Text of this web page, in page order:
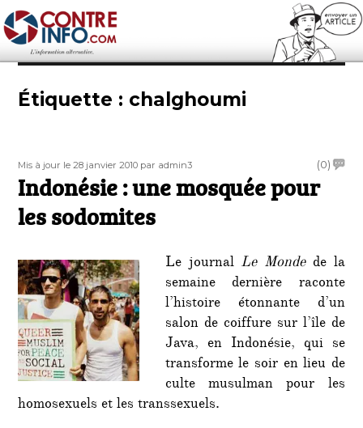
Contre-Info
Étiquette : chalghoumi
Publié
le
Mis à jour le 28 janvier 2010 Auteur
par admin3 (0)on
les
Indonésie : une mosquée pour
les sodomites
Le journalLe Mondede la
semaine dernière raconte
l’histoire étonnante d’un
salon de coiffure sur l’île de
Java, en Indonésie, qui se
transforme le soir en lieu de
culte musulman pour les
homosexuels et les transsexuels.